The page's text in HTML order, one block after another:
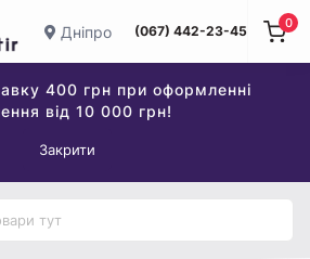
Дніпро (067) 442-23-45
400 грн при оформленні
від 10 000 грн!
Закрити
0